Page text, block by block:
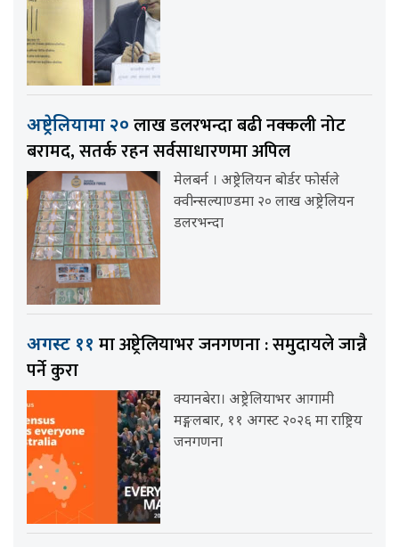
अष्ट्रेलियामा २० लाख डलरभन्दा बढी नक्कली नोट
बरामद, सतर्क रहन सर्वसाधारणमा अपिल
मेलबर्न । अष्ट्रेलियन बोर्डर फोर्सले
क्वीन्सल्याण्डमा २० लाख अष्ट्रेलियन
डलरभन्दा
अगस्ट ११ मा अष्ट्रेलियाभर जनगणना : समुदायले जान्नै
पर्ने कुरा
क्यानबेरा। अष्ट्रेलियाभर आगामी
मङ्गलबार, ११ अगस्ट २०२६ मा राष्ट्रिय
जनगणना